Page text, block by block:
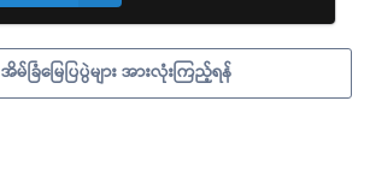
အိမ်ခြံမြေပြပွဲများ အားလုံးကြည့်ရန်